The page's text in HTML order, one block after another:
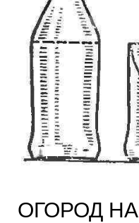
ОГОРОД НА